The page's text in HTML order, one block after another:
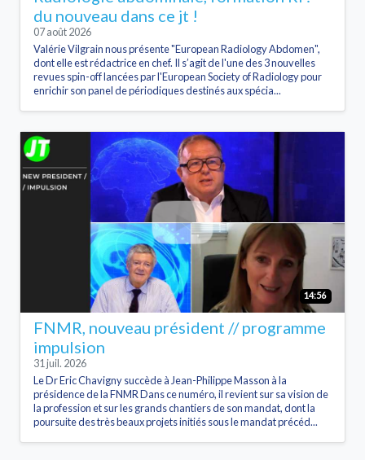
du nouveau dans ce jt !
07 août 2026
Valérie Vilgrain nous présente "European Radiology Abdomen",
dont elle est rédactrice en chef. Il s’agit de l'une des 3 nouvelles
revues spin-off lancées par l'European Society of Radiology pour
enrichir son panel de périodiques destinés aux spécia...
14:56
FNMR, nouveau président // programme
impulsion
31 juil. 2026
Le Dr Eric Chavigny succède à Jean-Philippe Masson à la
présidence de la FNMR Dans ce numéro, il revient sur sa vision de
la profession et sur les grands chantiers de son mandat, dont la
poursuite des très beaux projets initiés sous le mandat précéd...